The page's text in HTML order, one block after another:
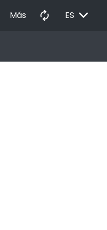
Más autorenew ES EXPAND_MORE